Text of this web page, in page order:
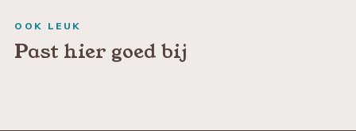
OOK LEUK
Past hier goed bij